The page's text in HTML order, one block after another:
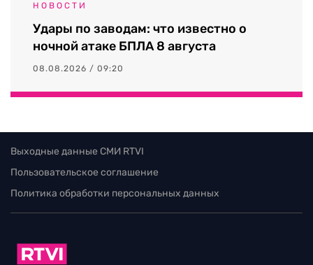
НОВОСТИ
Удары по заводам: что известно о
ночной атаке БПЛА 8 августа
08.08.2026 / 09:20
Выходные данные СМИ RTVI
Пользовательское соглашение
Политика обработки персональных данных